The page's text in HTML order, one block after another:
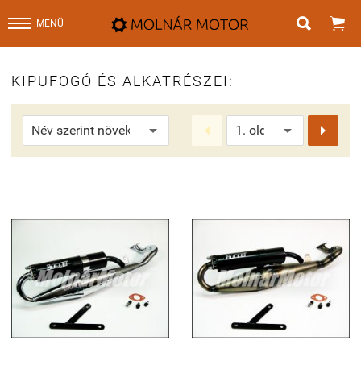
MENÜ  
KIPUFOGÓ ÉS ALKATRÉSZEI:
 